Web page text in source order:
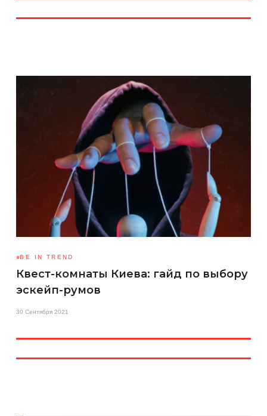
BE IN TREND
Квест-комнаты Киева: гайд по выбору
эскейп-румов
30 Сентября 2021